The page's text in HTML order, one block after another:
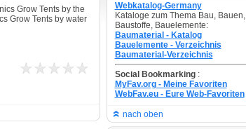
Grow Tents by the
Grow Tents by water
Webkatalog-Germany
Kataloge zum Thema Bau, Bauen,
Baustoffe, Bauelemente:
Baumaterial - Katalog
Bauelemente - Verzeichnis
Baumaterial-Verzeichnis
Social Bookmarking :
MyFav.org - Meine Favoriten
WebFav.eu - Eure Web-Favoriten
nach oben